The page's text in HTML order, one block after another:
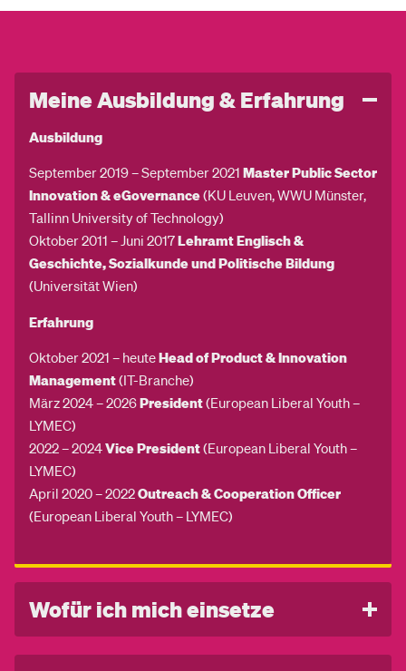
Meine Ausbildung & Erfahrung
Ausbildung
September 2019 – September 2021 Master Public Sector
Innovation & eGovernance(KU Leuven, WWU Münster,
Tallinn University of Technology)
Oktober 2011 – Juni 2017Lehramt Englisch &
Geschichte, Sozialkunde und Politische Bildung
(Universität Wien)
Erfahrung
Oktober 2021 – heuteHead of Product & Innovation
Management(IT-Branche)
März 2024 – 2026President(European Liberal Youth –
LYMEC)
2022 – 2024Vice President(European Liberal Youth –
LYMEC)
April 2020 – 2022Outreach & Cooperation Officer
(European Liberal Youth – LYMEC)
Wofür ich mich einsetze